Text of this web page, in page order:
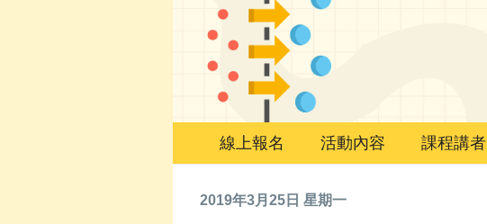
線上報名 活動內容 課程講者
2019年3月25日 星期一